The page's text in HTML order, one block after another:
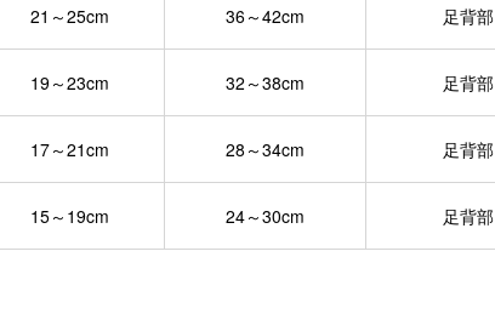
21～25cm 36～42cm 足背部
19～23cm 32～38cm 足背部
17～21cm 28～34cm 足背部
15～19cm 24～30cm 足背部